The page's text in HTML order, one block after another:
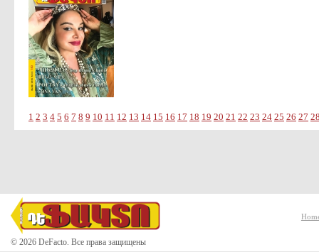
1 2 3 4 5 6 7 8 9 10 11 12 13 14 15 16 17 18 19 20 21 22 23 24 25 26 27
© 2026 DeFacto. Все права защищены